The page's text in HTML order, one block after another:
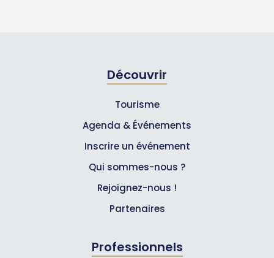
Découvrir
Tourisme
Agenda & Événements
Inscrire un événement
Qui sommes-nous ?
Rejoignez-nous !
Partenaires
Professionnels